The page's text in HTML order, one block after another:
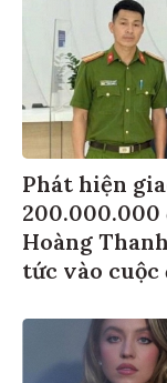
Phát hiện
200.000.000
Hoàng
tức vào